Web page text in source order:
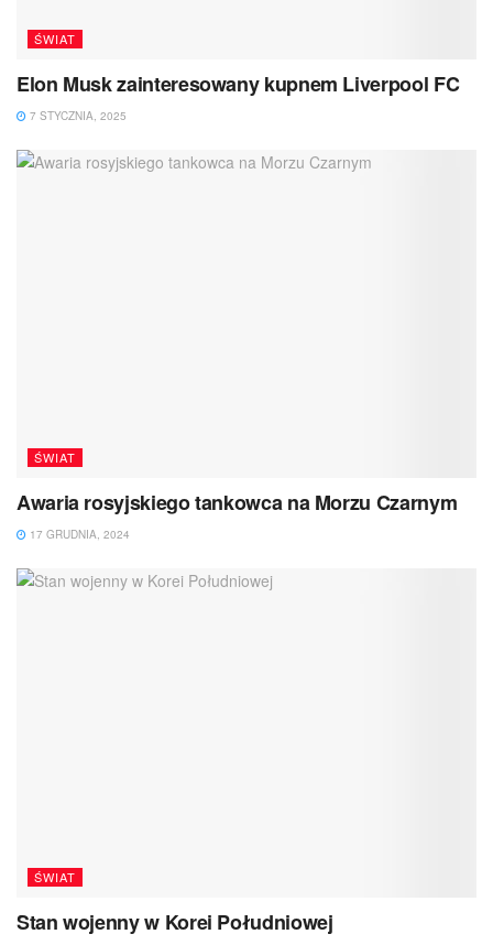
ŚWIAT
Elon Musk zainteresowany kupnem Liverpool FC
7 STYCZNIA, 2025
ŚWIAT
Awaria rosyjskiego tankowca na Morzu Czarnym
17 GRUDNIA, 2024
ŚWIAT
Stan wojenny w Korei Południowej